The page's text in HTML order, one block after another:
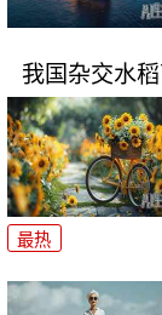
我国杂交水
最热